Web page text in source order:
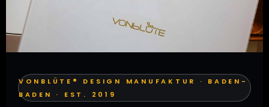
VONBLÜTE® DESIGN MANUFAKTUR · BADEN-
BADEN · EST. 2019